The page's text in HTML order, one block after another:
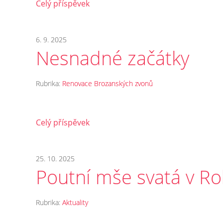
Celý příspěvek
6. 9. 2025
Nesnadné začátky
Rubrika: Renovace Brozanských zvonů
Celý příspěvek
25. 10. 2025
Poutní mše svatá v
Rubrika: Aktuality